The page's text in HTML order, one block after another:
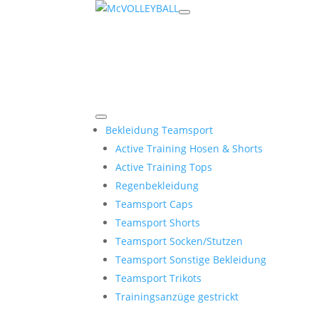
Bekleidung Teamsport
Active Training Hosen & Shorts
Active Training Tops
Regenbekleidung
Teamsport Caps
Teamsport Shorts
Teamsport Socken/Stutzen
Teamsport Sonstige Bekleidung
Teamsport Trikots
Trainingsanzüge gestrickt